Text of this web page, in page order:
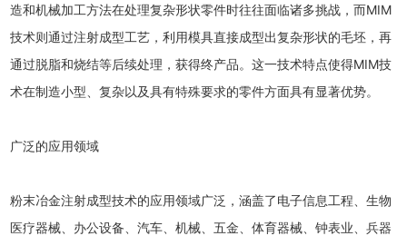
造和机械加工方法在处理复杂形状零件时往往面临诸多挑战，而MIM
技术则通过注射成型工艺，利用模具直接成型出复杂形状的毛坯，再
通过脱脂和烧结等后续处理，获得终产品。这一技术特点使得MIM技
术在制造小型、复杂以及具有特殊要求的零件方面具有显著优势。
广泛的应用领域
粉末冶金注射成型技术的应用领域广泛，涵盖了电子信息工程、生物
医疗器械、办公设备、汽车、机械、五金、体育器械、钟表业、兵器